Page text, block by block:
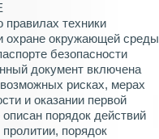
правилах техники
охране окружающей среды
безопасности
документ включена
рисках, мерах
и оказании первой
порядок действий
порядок